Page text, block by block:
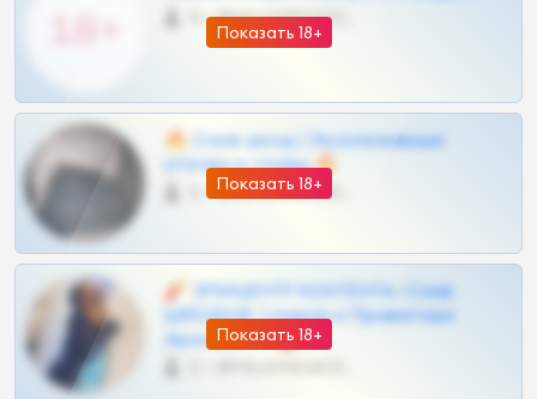
Показать 18+
0 •
Показать 18+
🔥 Слив шкод | Эксклюзивные
утечки и сливы 🔥
0 •
Показать 18+
🧨 ЭПИЦЕНТР КОНТЕНТА: Слив
ШКОДОВ Сливов и Приватных
Архивов ТГ 🔞💎